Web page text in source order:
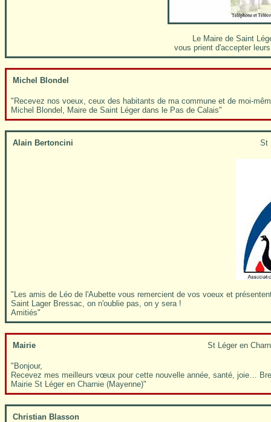
Le Maire de Saint
vous prient d'accepter
Michel Blondel
"Recevez nos voeux, ceux des habitants de ma commune et de moi-
Michel Blondel, Maire de Saint Léger dans le Pas de Calais"
Alain Bertoncini St
"Les amis de Léo de l'Aubette vous remercient de vos voeux et
Saint Lager Bressac, on n'oublie pas, on y sera !
Amitiés"
Mairie St Léger en
"Bonjour,
Recevez mes meilleurs vœux pour cette nouvelle année, santé, joie…
Mairie St Léger en Charnie (Mayenne)"
Christian Blasson